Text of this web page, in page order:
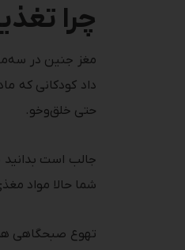
چرا
حتی خلق‌وخو.
جالب است بدانید
شما حالا مواد
تهوع صبحگاهی